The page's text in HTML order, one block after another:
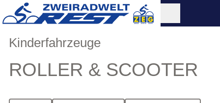
Kinderfahrzeuge
ROLLER & SCOOTER